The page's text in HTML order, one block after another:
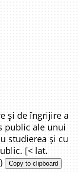
și de îngrijire a
public ale unui
studierea și cu
[< lat.
) Copy to clipboard